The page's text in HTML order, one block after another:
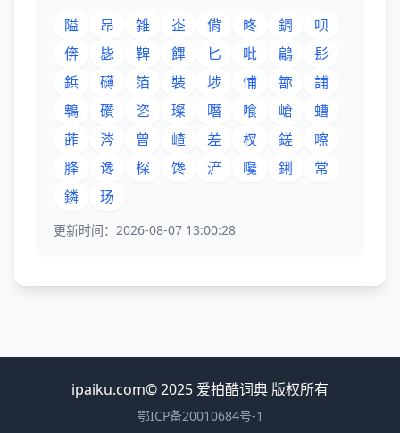
隘
昂 雑 峜 偝 昸 錭
呗
倴
毖 鞞 饆 匕 吡 鶣
髟
鋲
礴 箔 裝 埗 悑 篰
誧
鵯
礸 乲 璨 噆 喰 嵢
螬
葃
涔 曾 嵖 差 杈 鎈
嚓
胮
谗 棎 馋 浐 嚵 鋓
常
鏻
玚
更新时间：2026-08-07 13:00:28
ipaiku.com© 2025 爱拍酷词典 版权所有
鄂ICP备20010684号-1